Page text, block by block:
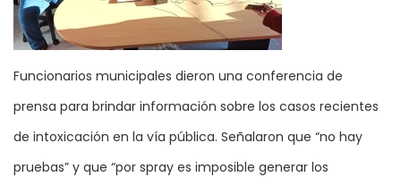
Funcionarios municipales dieron una conferencia de
prensa para brindar información sobre los casos recientes
de intoxicación en la vía pública. Señalaron que “no hay
pruebas” y que “por spray es imposible generar los